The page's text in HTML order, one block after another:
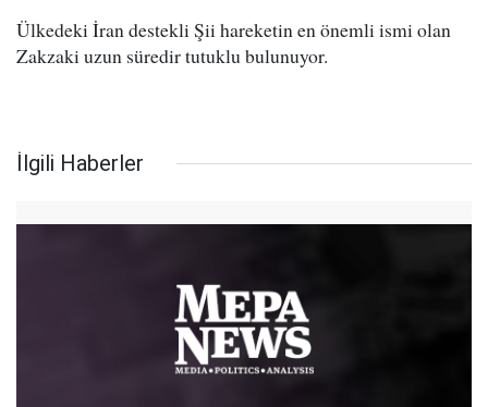
Ülkedeki İran destekli Şii hareketin en önemli ismi olan
Zakzaki uzun süredir tutuklu bulunuyor.
İlgili Haberler